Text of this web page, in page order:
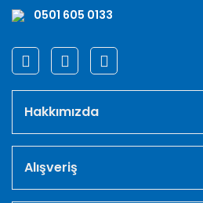
0501 605 0133
Hakkımızda
Alışveriş